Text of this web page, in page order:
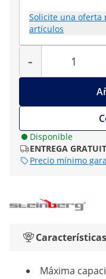
Solicite una oferta
artículos
-
Cantidad
Disponible
ENTREGA
Precio mínimo
Máxima